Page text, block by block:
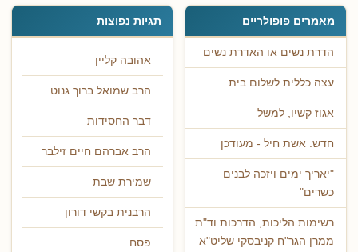
מאמרים פופולריים
הדרת נשים או האדרת נשים
עצה כללית לשלום בית
אגוז קשיו, למשל
חדש: אשת חיל - מעודכן
"יאריך ימים ויזכה לבנים
כשרים"
רשימות הליכות, הדרכות וד"ת
ממרן הגר"ח קניבסקי שליט"א
תגיות נפוצות
אהובה קליין
הרב שמואל ברוך גנוט
דבר החסידות
הרב אברהם חיים זילבר
שמירת שבת
הרבנית בקשי דורון
פסח